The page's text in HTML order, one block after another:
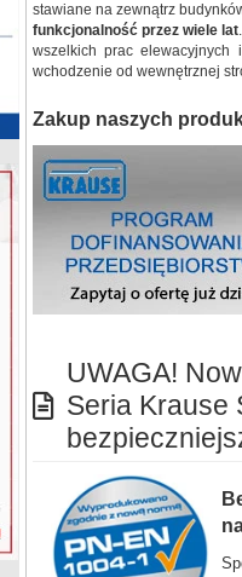
stawiane na zewnątrz
funkcjonalność przez wiele lat
wszelkich prac elewacyjnych
wchodzenie od wewnętrznej
Zakup naszych
UWAGA!
Seria Krause